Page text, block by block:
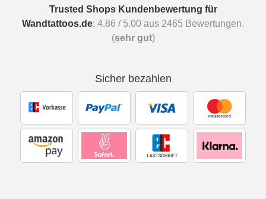
Trusted Shops Kundenbewertung für
Wandtattoos.de: 4.86 / 5.00 aus 2465 Bewertungen.
(sehr gut)
Sicher bezahlen